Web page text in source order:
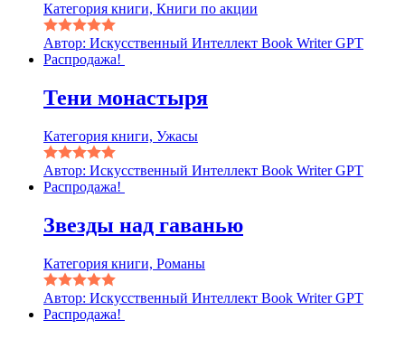
Категория книги, Книги по акции
Автор: Искусственный Интеллект Book Writer GPT
Распродажа!
Тени монастыря
Категория книги, Ужасы
Автор: Искусственный Интеллект Book Writer GPT
Распродажа!
Звезды над гаванью
Категория книги, Романы
Автор: Искусственный Интеллект Book Writer GPT
Распродажа!